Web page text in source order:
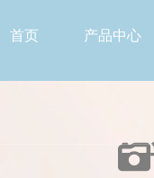
首页 产品中心